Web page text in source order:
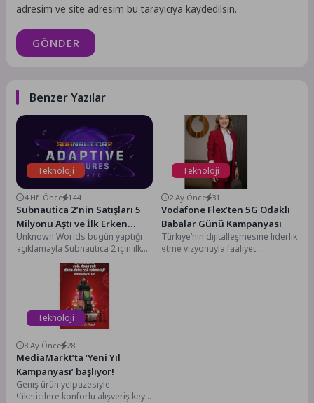
adresim ve site adresim bu tarayıcıya kaydedilsin.
GÖNDER
Benzer Yazılar
Teknoloji
4 Hf. Önce 144
Subnautica 2’nin Satışları 5
Milyonu Aştı ve İlk Erken
Erişim Güncellemesini
Yayınladı
Unknown Worlds bugün yaptığı
açıklamayla Subnautica 2 için ilk
Erken Erişim güncellemesini
yayınladığını açıkladı. Güncelleme,
oyuncu geri bildirimleri...
Teknoloji
2 Ay Önce 31
Vodafone Flex’ten 5G Odaklı
Babalar Günü Kampanyası
Türkiye’nin dijitalleşmesine liderlik
etme vizyonuyla faaliyet
Teknoloji
8 Ay Önce 28
MediaMarkt’ta ‘Yeni Yıl
Kampanyası’ başlıyor!
Geniş ürün yelpazesiyle
tüketicilere konforlu alışveriş keyfi